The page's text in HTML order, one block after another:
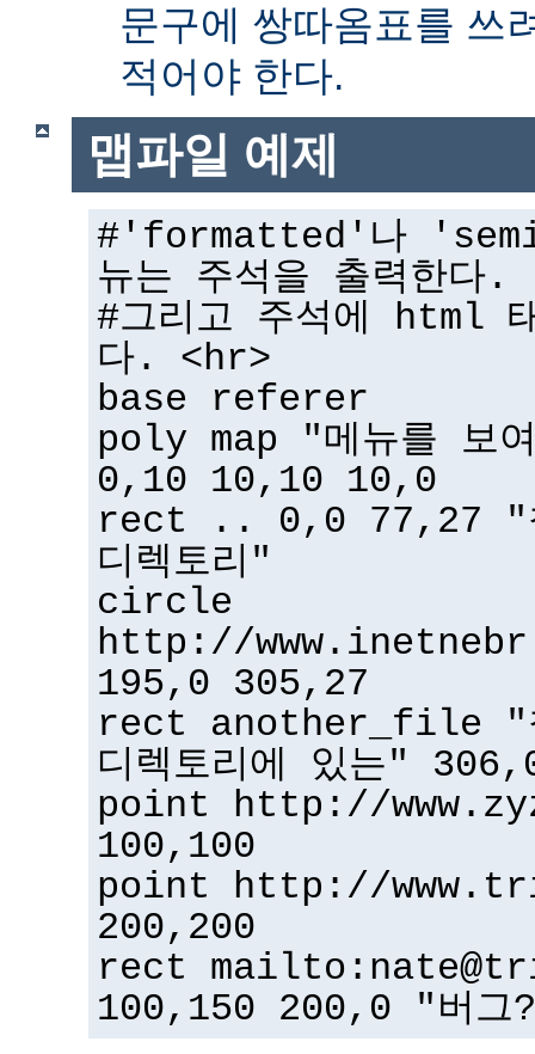
문구에 쌍따옴표를 쓰
적어야 한다.
맵파일 예제
#'formatted'나
뉴는 주석을 출력한다.
#그리고 주석에 html
다. <hr>
base referer
poly map "메뉴를 보
0,10 10,10 10,0
rect .. 0,0 77,27 "
디렉토리"
circle
http://
195,0 305,27
rect another_file "
디렉토리에 있는"
point http://
100,100
point http://
200,200
rect
100,150 200,0 "버그